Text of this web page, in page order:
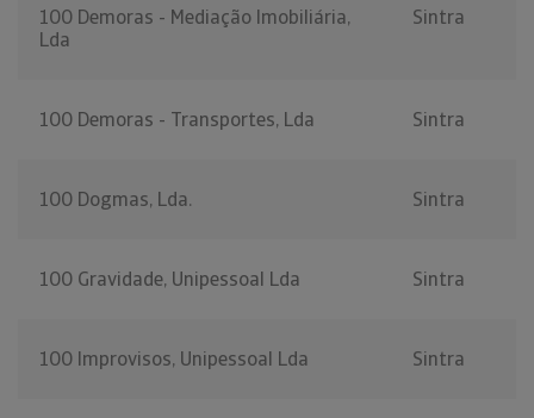
100 Demoras - Mediação Imobiliária,
Lda
Sintra
100 Demoras - Transportes, Lda Sintra
100 Dogmas, Lda. Sintra
100 Gravidade, Unipessoal Lda Sintra
100 Improvisos, Unipessoal Lda Sintra